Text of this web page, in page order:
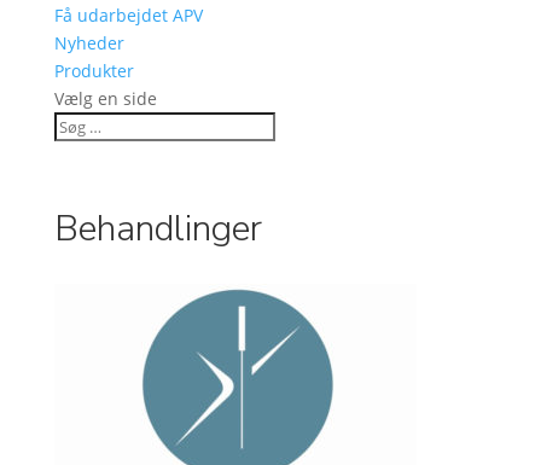
Få udarbejdet APV
Nyheder
Produkter
Vælg en side
Behandlinger